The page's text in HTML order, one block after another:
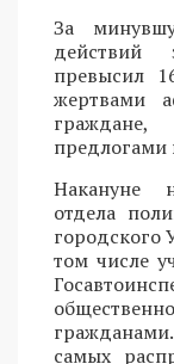
За
действий
превысил
жертвами
предлогами
Накануне
отдела
городского
том числе
самых